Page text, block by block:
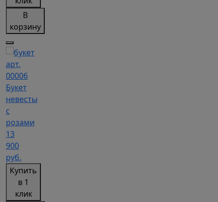
В
корзину
арт.
00006
Букет
невесты
с
розами
13
900
руб.
Купить
в 1
клик